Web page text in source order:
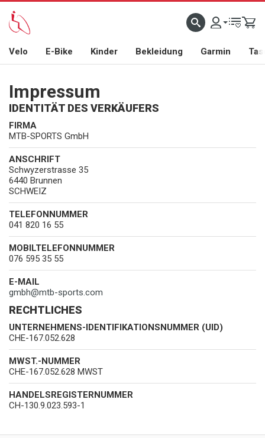
Velo E-Bike Kinder Bekleidung Garmin
Impressum
IDENTITÄT DES VERKÄUFERS
FIRMA
MTB-SPORTS GmbH
ANSCHRIFT
Schwyzerstrasse 35
6440 Brunnen
SCHWEIZ
TELEFONNUMMER
041 820 16 55
MOBILTELEFONNUMMER
076 595 35 55
E-MAIL
gmbh@mtb-sports.com
RECHTLICHES
UNTERNEHMENS-IDENTIFIKATIONSNUMMER (UID)
CHE-167.052.628
MWST.-NUMMER
CHE-167.052.628 MWST
HANDELSREGISTERNUMMER
CH-130.9.023.593-1